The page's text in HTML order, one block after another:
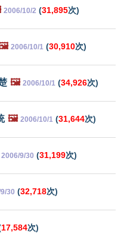
2006/10/2 (31,895次)
2006/10/1 (30,910次)
🖼️ 2006/10/1 (34,926次)
🖼️ 2006/10/1 (31,644次)
2006/9/30 (31,199次)
30 (32,718次)
17,584次)